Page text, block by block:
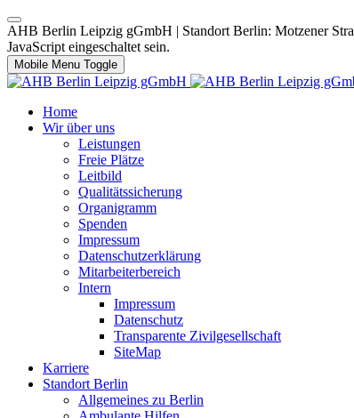
AHB Berlin Leipzig gGmbH | Standort Berlin: Motzener
JavaScript eingeschaltet sein.
Mobile Menu Toggle
Home
Wir über uns
Leistungen
Freie Plätze
Leitbild
Qualitätssicherung
Organigramm
Spenden
Impressum
Datenschutzerklärung
Mitarbeiterbereich
Intern
Impressum
Datenschutz
Transparente Zivilgesellschaft
SiteMap
Karriere
Standort Berlin
Allgemeines zu Berlin